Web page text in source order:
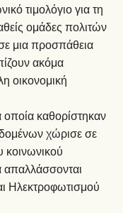
τιμολόγιο για τη
ομάδες πολιτών
μια προσπάθεια
ακόμα
οικονομική
οποία καθορίστηκαν
χώρισε σε
κοινωνικού
απαλλάσσονται
Ηλεκτροφωτισμού